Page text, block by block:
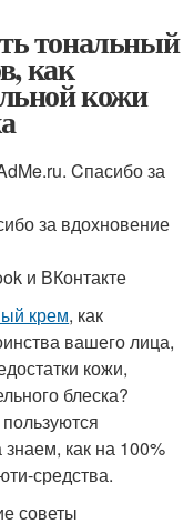
за вдохновение
и ВКонтакте
крем , как
вашего лица,
кожи,
блеска?
как на 100%
средства.
советы
кожи.
тональное